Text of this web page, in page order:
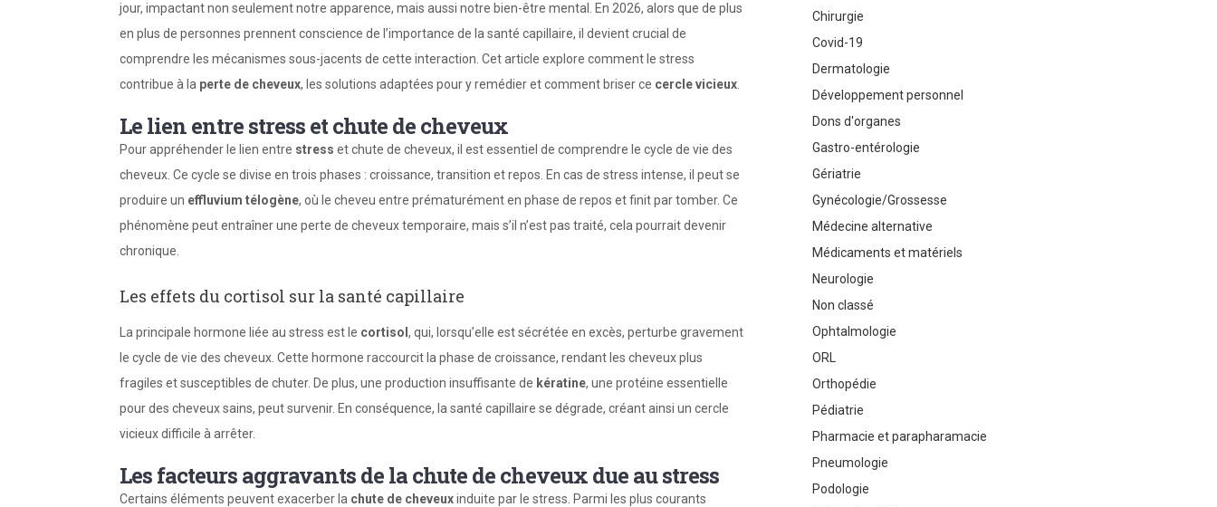
jour, impactant non seulement notre apparence, mais aussi notre bien-être mental. En 2026, alors que de plus
en plus de personnes prennent conscience de l’importance de la santé capillaire, il devient crucial de
comprendre les mécanismes sous-jacents de cette interaction. Cet article explore comment le stress
contribue à la perte de cheveux, les solutions adaptées pour y remédier et comment briser ce cercle vicieux
Le lien entre stress et chute de cheveux
Pour appréhender le lien entre stress et chute de cheveux, il est essentiel de comprendre le cycle de vie des
cheveux. Ce cycle se divise en trois phases : croissance, transition et repos. En cas de stress intense, il peut se
produire un effluvium télogène, où le cheveu entre prématurément en phase de repos et finit par tomber. Ce
phénomène peut entraîner une perte de cheveux temporaire, mais s’il n’est pas traité, cela pourrait devenir
chronique.
Les effets du cortisol sur la santé capillaire
La principale hormone liée au stress est le cortisol , qui, lorsqu’elle est sécrétée en excès, perturbe gravement
le cycle de vie des cheveux. Cette hormone raccourcit la phase de croissance, rendant les cheveux plus
fragiles et susceptibles de chuter. De plus, une production insuffisante de kératine, une protéine essentielle
pour des cheveux sains, peut survenir. En conséquence, la santé capillaire se dégrade, créant ainsi un cercle
vicieux difficile à arrêter.
Les facteurs aggravants de la chute de cheveux due au stress
Certains éléments peuvent exacerber la chute de cheveuxinduite par le stress. Parmi les plus courants
Chirurgie
Covid-19
Dermatologie
Développement personnel
Dons d'organes
Gastro-entérologie
Gériatrie
Gynécologie/Grossesse
Médecine alternative
Médicaments et matériels
Neurologie
Non classé
Ophtalmologie
ORL
Orthopédie
Pédiatrie
Pharmacie et parapharamacie
Pneumologie
Podologie